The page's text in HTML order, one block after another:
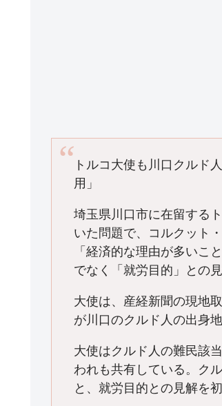
トルコ大使も川口クルド
用」
埼玉県川口市に在留する
いた問題で、コルクット
「経済的な理由が多いこ
でなく「就労目的」との
大使は、産経新聞の現地
が川口のクルド人の出身
大使はクルド人の難民該
われも共有している。ク
と、就労目的との見解を